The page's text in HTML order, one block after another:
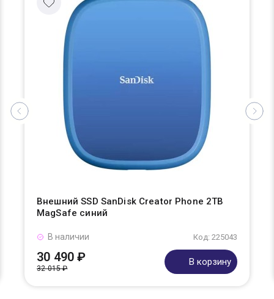
Внешний SSD SanDisk Creator Phone 2TB
MagSafe синий
Код: 225043
В наличии
30 490 ₽
32 015 ₽
В корзину